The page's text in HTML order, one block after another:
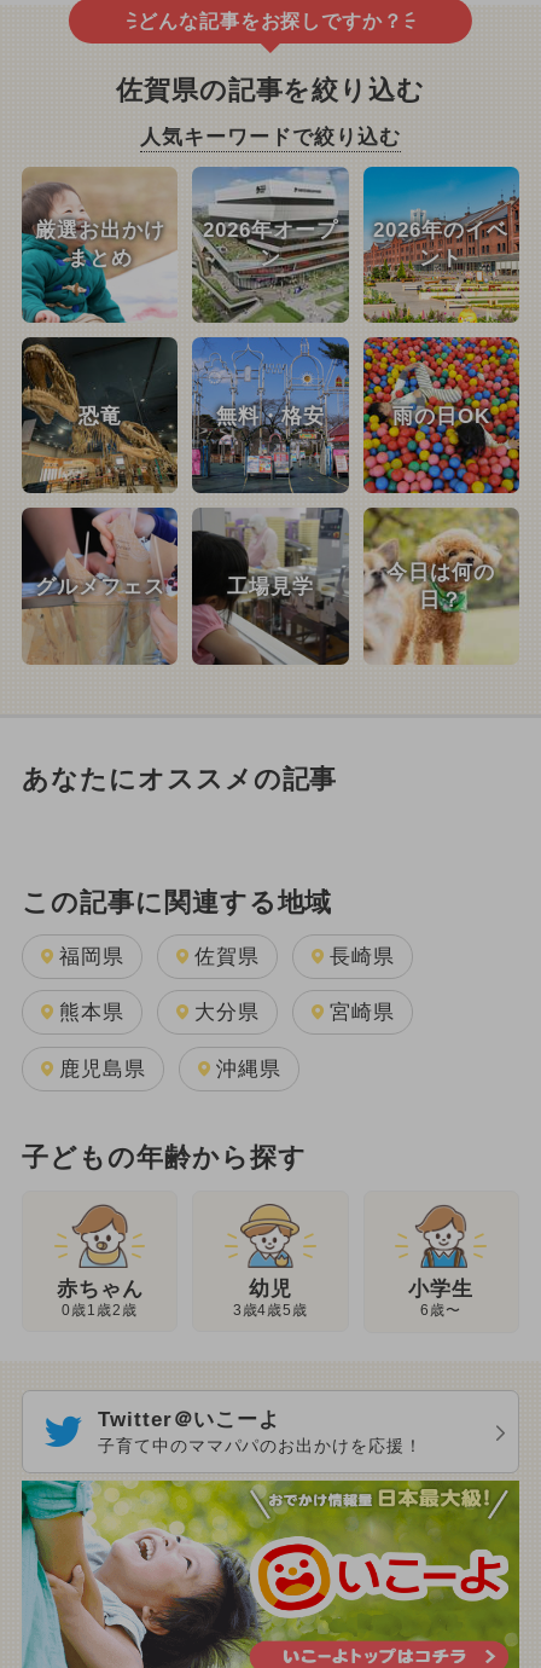
どんな記事をお探しですか？
佐賀県の記事を絞り込む
人気キーワードで絞り込む
厳選お出かけ
まとめ
2026年オープ
ン
2026年のイベ
ント
恐竜 無料・格安 雨の日OK
グルメフェス 工場見学
今日は何の
日？
あなたにオススメの記事
この記事に関連する地域
福岡県 佐賀県 長崎県
熊本県 大分県 宮崎県
鹿児島県 沖縄県
子どもの年齢から探す
赤ちゃん
0歳1歳2歳
幼児
3歳4歳5歳
小学生
6歳〜
Twitter＠いこーよ
子育て中のママパパのお出かけを応援！